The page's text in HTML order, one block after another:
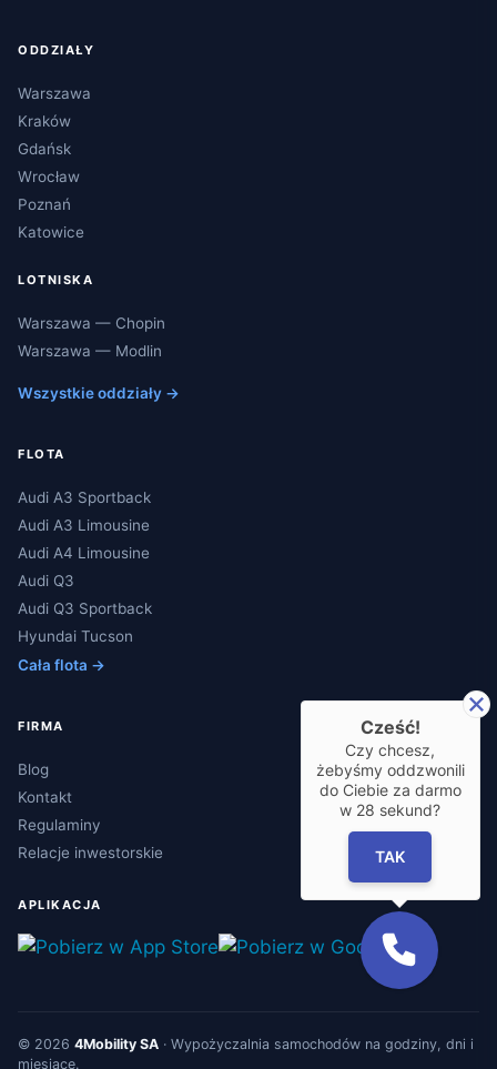
ODDZIAŁY
Warszawa
Kraków
Gdańsk
Wrocław
Poznań
Katowice
LOTNISKA
Warszawa — Chopin
Warszawa — Modlin
Wszystkie oddziały →
FLOTA
Audi A3 Sportback
Audi A3 Limousine
Audi A4 Limousine
Audi Q3
Audi Q3 Sportback
Hyundai Tucson
Cała flota →
FIRMA
Blog
Kontakt
Regulaminy
Relacje inwestorskie
APLIKACJA
© 2026 4Mobility SA · Wypożyczalnia samochodów na godziny, dni i
miesiące.
Cześć!
Czy chcesz,
żebyśmy oddzwonili
do Ciebie za darmo
w 28 sekund?
TAK